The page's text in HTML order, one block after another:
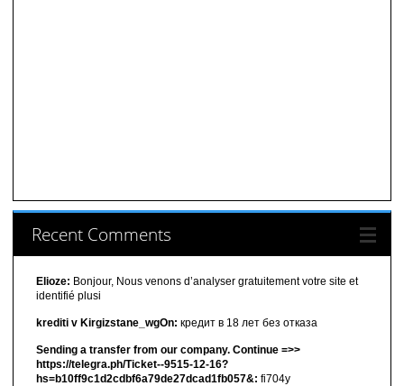
Recent Comments
Elioze: Bonjour, Nous venons d’analyser gratuitement votre site et
identifié plusi
krediti v Kirgizstane_wgOn: кредит в 18 лет без отказа
Sending a transfer from our company. Continue =>>
https://telegra.ph/Ticket--9515-12-16?
hs=b10ff9c1d2cdbf6a79de27dcad1fb057&: fi704y